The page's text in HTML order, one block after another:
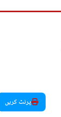
پرنٹ کریں